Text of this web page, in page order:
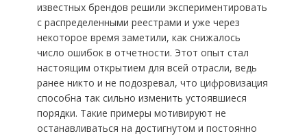
известных брендов решили экспериментировать
с распределенными реестрами и уже через
некоторое время заметили, как снижалось
число ошибок в отчетности. Этот опыт стал
настоящим открытием для всей отрасли, ведь
ранее никто и не подозревал, что цифровизация
способна так сильно изменить устоявшиеся
порядки. Такие примеры мотивируют не
останавливаться на достигнутом и постоянно